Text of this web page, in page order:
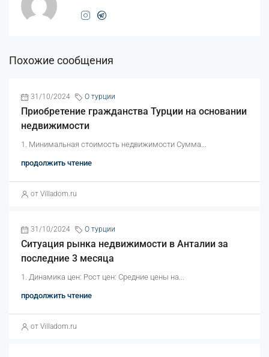
Похожие сообщения
31/10/2024 O турции
Приобретение гражданства Турции на основании
недвижимости
1. Минимальная стоимость недвижимости Сумма...
продолжить чтение
от Villadom.ru
31/10/2024 O турции
Ситуация рынка недвижимости в Aнталии за
последние 3 месяца
1. Динамика цен: Рост цен: Средние цены на...
продолжить чтение
от Villadom.ru